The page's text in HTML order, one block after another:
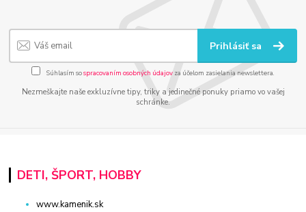
Prihlásiť sa
Súhlasím sospracovaním osobných údajov za účelom zasielania newslettera.
Nezmeškajte naše exkluzívne tipy, triky a jedinečné ponuky priamo vo vašej
schránke.
DETI, ŠPORT, HOBBY
www.kamenik.sk